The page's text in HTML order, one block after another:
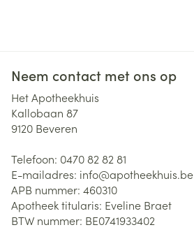
Neem contact met ons op
Het Apotheekhuis
Kallobaan 87
9120 Beveren
Telefoon: 0470 82 82 81
E-mailadres: info@apotheekhuis.be
APB nummer: 460310
Apotheek titularis: Eveline Braet
BTW nummer: BE0741933402